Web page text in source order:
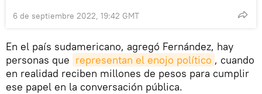
6 de septiembre 2022, 19:42 GMT
En el país sudamericano, agregó Fernández, hay
personas que representan el enojo político , cuando
en realidad reciben millones de pesos para cumplir
ese papel en la conversación pública.